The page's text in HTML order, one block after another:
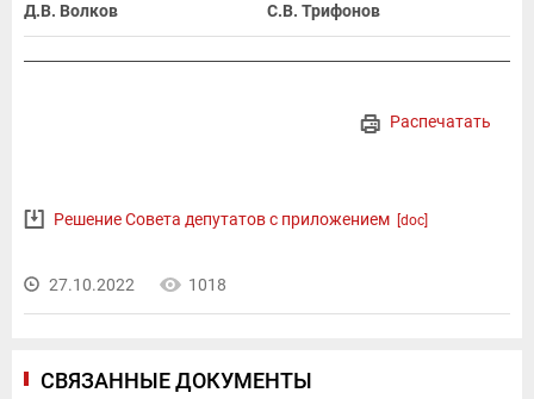
Д.В. Волков С.В. Трифонов
Распечатать
Решение Совета депутатов с приложением [doc]
27.10.2022 1018
СВЯЗАННЫЕ ДОКУМЕНТЫ